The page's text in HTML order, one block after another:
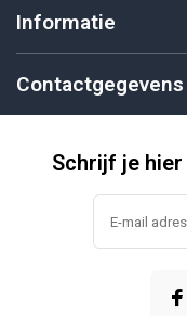
Informatie
Contactgegevens
Schrijf je